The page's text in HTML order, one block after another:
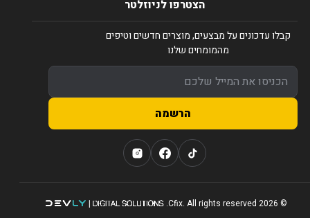
הצטרפו לניוזלטר
קבלו עדכונים על מבצעים, מוצרים חדשים וטיפים
מהמומחים שלנו
הרשמה
© 2026 Cfix. All rights reserved.